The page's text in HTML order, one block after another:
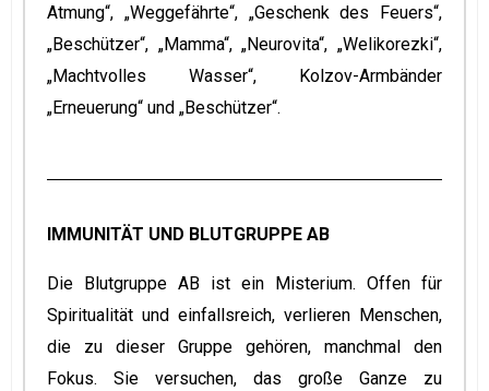
Atmung“, „Weggefährte“, „Geschenk des Feuers“,
„Beschützer“, „Mamma“, „Neurovita“, „Welikorezki“,
„Machtvolles Wasser“, Kolzov-Armbänder
„Erneuerung“ und „Beschützer“.
IMMUNITÄT UND BLUTGRUPPE AB
Die Blutgruppe AB ist ein Misterium. Offen für
Spiritualität und einfallsreich, verlieren Menschen,
die zu dieser Gruppe gehören, manchmal den
Fokus. Sie versuchen, das große Ganze zu